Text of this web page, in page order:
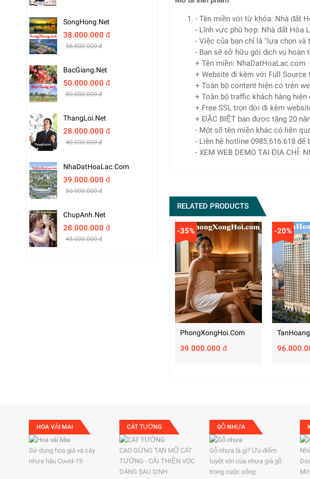
- Tên miền với từ khóa: Nhà đất
- Lĩnh vực phù hợp: Nhà đất Hòa
- Việc của bạn chỉ là "lựa chọn
- Bạn sẽ sở hữu gói dịch vụ hoàn
+ Tên miền: NhaDatHoaLac.com
+ Website đi kèm với Full Source
+ Toàn bộ content hiện có trên
+ Toàn bộ traffic khách hàng hiện
+ Free SSL trọn đời đi kèm
+ ĐẶC BIỆT bạn được tặng 20
- Một số tên miền khác có liên
- Liên hệ hotline 0985.616.618
- XEM WEB DEMO TẠI ĐỊA CHỈ:
SongHong.net
38.000.000 đ
55.000.000 đ
BacGiang.net
50.000.000 đ
80.000.000 đ
ThangLoi.net
28.000.000 đ
40.000.000 đ
NhaDatHoaLac.com
39.000.000 đ
50.000.000 đ
ChupAnh.net
28.000.000 đ
45.000.000 đ
RELATED PRODUCTS
-35%
PhongXongHoi.com
39.000.000 đ
-20%
HOA VẢI MAI
Sử dụng hoa giả và cây
nhựa hậu Covid-19
CÁT TƯỜNG
CAO GỪNG TAN MỠ CÁT
TƯỜNG - CẢI THIỆN VÓC
DÁNG SAU SINH
GỖ NHỰA
Gỗ nhựa là gì? Ưu điểm
tuyệt vời của nhựa giả gỗ
trong cuộc sống